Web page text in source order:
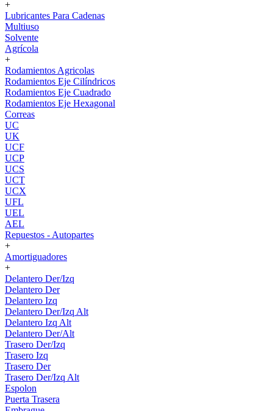
+
Lubricantes Para Cadenas
Multiuso
Solvente
Agrícola
+
Rodamientos Agricolas
Rodamientos Eje Cilíndricos
Rodamientos Eje Cuadrado
Rodamientos Eje Hexagonal
Correas
UC
UK
UCF
UCP
UCS
UCT
UCX
UFL
UEL
AEL
Repuestos - Autopartes
+
Amortiguadores
+
Delantero Der/Izq
Delantero Der
Delantero Izq
Delantero Der/Izq Alt
Delantero Izq Alt
Delantero Der/Alt
Trasero Der/Izq
Trasero Izq
Trasero Der
Trasero Der/Izq Alt
Espolon
Puerta Trasera